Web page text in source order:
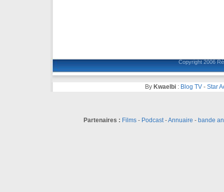
Copyright 2006
By Kwaelbi : Blog TV - Star
Partenaires : Films- Podcast-Annuaire - bande